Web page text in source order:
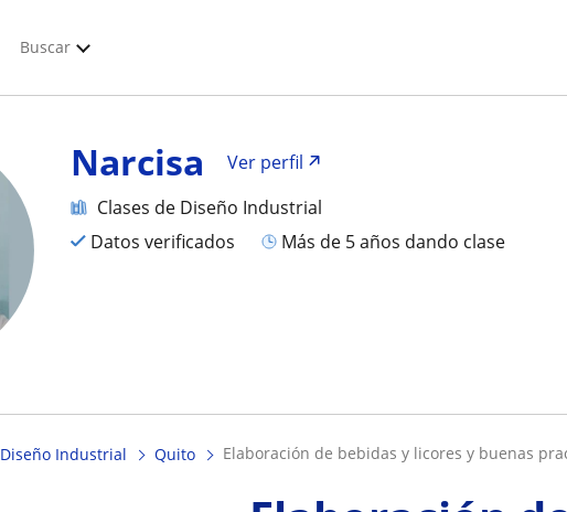
Buscar
Narcisa
Ver perfil
Clases de Diseño Industrial
Datos verificados
más de 5 años dando clase
Diseño Industrial Quito elaboración de bebidas y licores y buenas